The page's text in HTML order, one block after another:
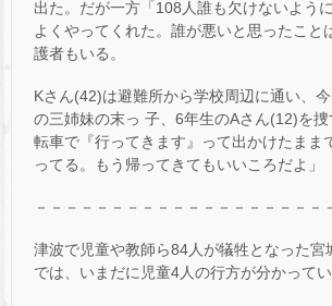
出た。だが一方「108人誰も欠けないよう
よくやってくれた。誰が悪いと思ったこと
護者もいる。
Kさん(42)は避難所から学校周辺に通い、
の三姉妹の末っ 子、6年生のAさん(12)を
転車で『行ってきます』って出かけたまま
ってる。もう帰ってきてもいいころだよ」
－－－－－－－－－－－－－－－－－－－
津波で児童や教師ら84人が犠牲となった宮
では、いまだに児童4人の行方が分かってい